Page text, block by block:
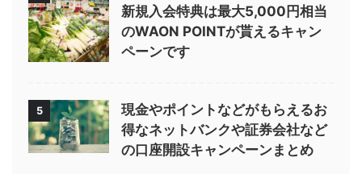
新規入会特典は最大5,000円相当
のWAON POINTが貰えるキャン
ペーンです
5
現金やポイントなどがもらえるお
得なネットバンクや証券会社など
の口座開設キャンペーンまとめ